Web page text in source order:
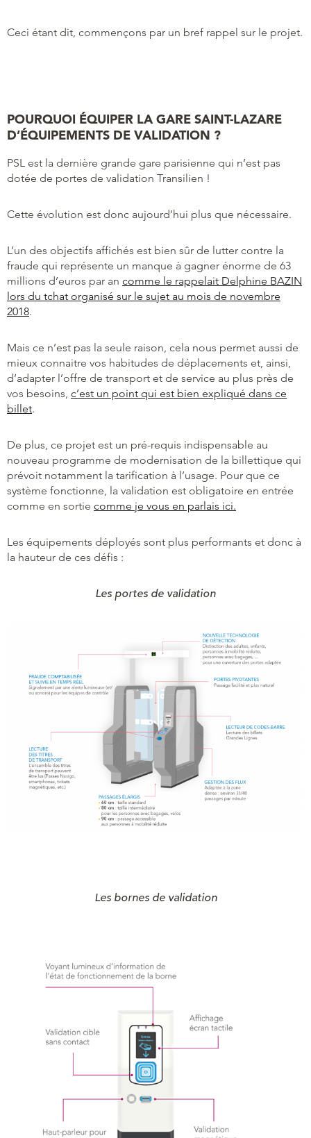
Ceci étant dit, commençons par un bref rappel sur le projet.
POURQUOI ÉQUIPER LA GARE SAINT-LAZARE
D’ÉQUIPEMENTS DE VALIDATION ?
PSL est la dernière grande gare parisienne qui n’est pas
dotée de portes de validation Transilien !
Cette évolution est donc aujourd’hui plus que nécessaire.
L’un des objectifs affichés est bien sûr de lutter contre la
fraude qui représente un manque à gagner énorme de 63
millions d’euros par an comme le rappelait Delphine BAZIN
lors du tchat organisé sur le sujet au mois de novembre
2018.
Mais ce n’est pas la seule raison, cela nous permet aussi de
mieux connaitre vos habitudes de déplacements et, ainsi,
d’adapter l’offre de transport et de service au plus près de
vos besoins, c’est un point qui est bien expliqué dans ce
billet.
De plus, ce projet est un pré-requis indispensable au
nouveau programme de modernisation de la billettique qui
prévoit notamment la tarification à l’usage. Pour que ce
système fonctionne, la validation est obligatoire en entrée
comme en sortie comme je vous en parlais ici.
Les équipements déployés sont plus performants et donc à
la hauteur de ces défis :
Les portes de validation
Les bornes de validation